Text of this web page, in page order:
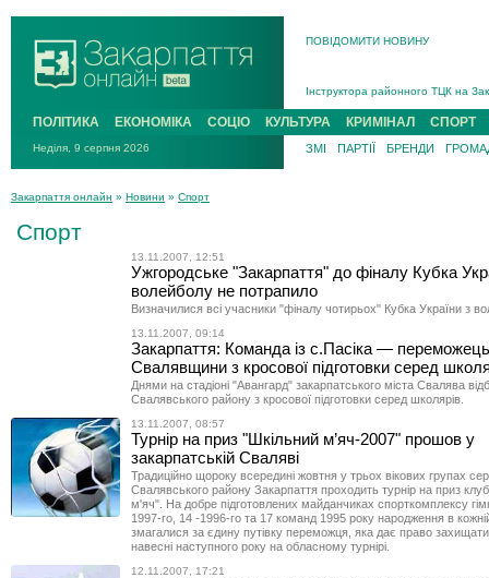
ПОВІДОМИТИ НОВИНУ
Інструктора районного ТЦК на
В Ужгороді попрощаються із
В Ужгороді 5 серпня
Підтвердили загибель
ПОЛІТИКА ЕКОНОМІКА СОЦІО КУЛЬТУРА КРИМІНАЛ СПОРТ
Неділя, 9 серпня 2026 ЗМІ ПАРТІЇ БРЕНДИ
Закарпаття онлайн » Новини » Спорт
Спорт
13.11.2007, 12:51
Ужгородське "Закарпаття" до фіналу Кубка
волейболу не потрапило
Визначилися всі учасники "фіналу чотирьох" Кубка України з
13.11.2007, 09:14
Закарпаття: Команда із с.Пасіка —
Свалявщини з кросової підготовки серед
Днями на стадіоні "Авангард" закарпатського міста Свалява
Свалявського району з кросової підготовки серед школярів.
13.11.2007, 08:57
Турнір на приз "Шкільний м’яч-2007" прошов у
закарпатській Сваляві
Традиційно щороку всередині жовтня у трьох вікових групах
Свалявського району Закарпаття проходить турнір на приз
м'яч". На добре підготовлених майданчиках спорткомплексу
1997-го, 14 -1996-го та 17 команд 1995 року народження в кожній
змагалися за єдину путівку переможця, яка дає право
навесні наступного року на обласному турнірі.
12.11.2007, 17:21